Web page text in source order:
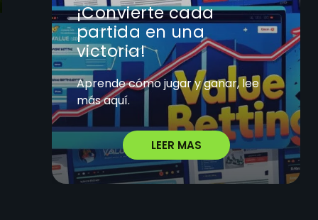
¡Convierte cada
partida en una
victoria!
Aprende cómo jugar y ganar, lee
más aquí.
LEER MAS